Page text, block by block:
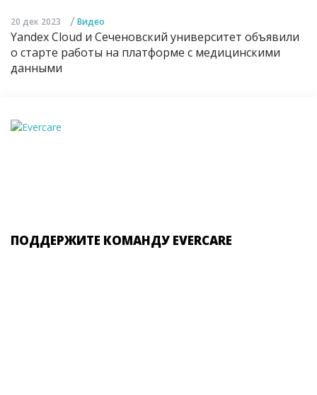
20 дек 2023 / Видео
Yandex Cloud и Сеченовский университет объявили
о старте работы на платформе с медицинскими
данными
ПОДДЕРЖИТЕ КОМАНДУ EVERCARE